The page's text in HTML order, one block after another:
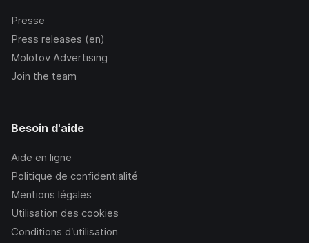
Presse
Press releases (en)
Molotov Advertising
Join the team
Besoin d'aide
Aide en ligne
Politique de confidentialité
Mentions légales
Utilisation des cookies
Conditions d’utilisation